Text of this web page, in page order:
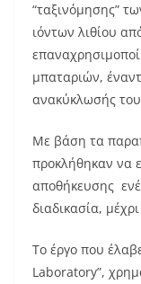
“ταξινόμησης”
ιόντων λιθίου
μπαταριών,
ανακύκλωσής
Με βάση τα
προκλήθηκαν να
αποθήκευσης
διαδικασία,
Το έργο που
Laboratory”,